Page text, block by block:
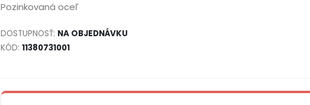
Pozinkovaná oceľ
DOSTUPNOSŤ: NA OBJEDNÁVKU
KÓD: 11380731001